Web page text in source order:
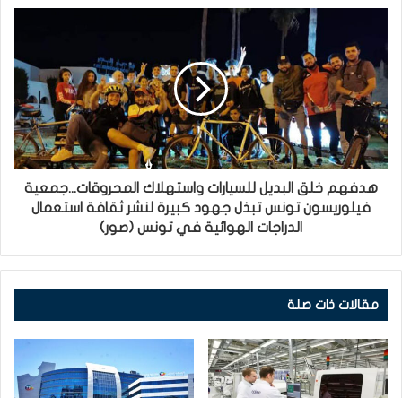
هدفهم خلق البديل للسيارات واستهلاك المحروقات...جمعية
فيلوريسون تونس تبذل جهود كبيرة لنشر ثقافة استعمال
الدراجات الهوائية في تونس (صور)
مقالات ذات صلة